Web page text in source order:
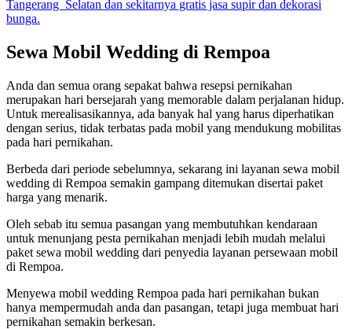
Tangerang Selatan dan sekitarnya gratis jasa supir dan dekorasi
bunga.
Sewa Mobil Wedding di Rempoa
Anda dan semua orang sepakat bahwa resepsi pernikahan
merupakan hari bersejarah yang memorable dalam perjalanan hidup.
Untuk merealisasikannya, ada banyak hal yang harus diperhatikan
dengan serius, tidak terbatas pada mobil yang mendukung mobilitas
pada hari pernikahan.
Berbeda dari periode sebelumnya, sekarang ini layanan sewa mobil
wedding di Rempoa semakin gampang ditemukan disertai paket
harga yang menarik.
Oleh sebab itu semua pasangan yang membutuhkan kendaraan
untuk menunjang pesta pernikahan menjadi lebih mudah melalui
paket sewa mobil wedding dari penyedia layanan persewaan mobil
di Rempoa.
Menyewa mobil wedding Rempoa pada hari pernikahan bukan
hanya mempermudah anda dan pasangan, tetapi juga membuat hari
pernikahan semakin berkesan.